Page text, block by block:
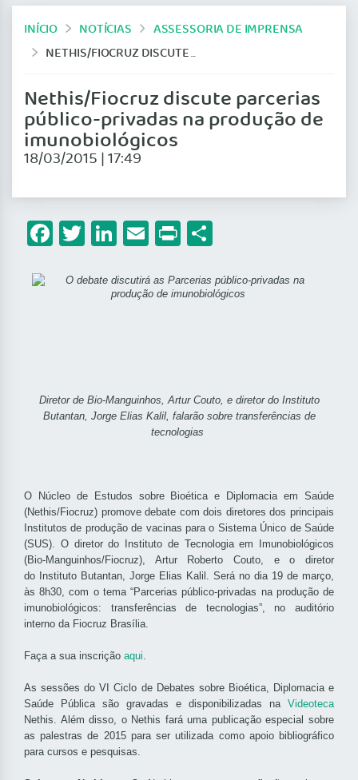
INÍCIO NOTÍCIAS
ASSESSORIA DE IMPRENSA
NETHIS/FIOCRUZ DISCUTE PARCERIAS PÚBLICO-PRIVADAS NA PRODUÇÃO DE IMUNOBIOLÓGICOS
Nethis/Fiocruz discute parcerias
público-privadas na produção de
imunobiológicos
18/03/2015 | 17:49
Facebook
Twitter
LinkedIn
Email
Print
Diretor de Bio-Manguinhos, Artur Couto, e diretor do Instituto
Butantan, Jorge Elias Kalil, falarão sobre transferências de
tecnologias
O Núcleo de Estudos sobre Bioética e Diplomacia em Saúde
(Nethis/Fiocruz) promove debate com dois diretores dos principais
Institutos de produção de vacinas para o Sistema Único de Saúde
(SUS). O diretor do Instituto de Tecnologia em Imunobiológicos
(Bio-Manguinhos/Fiocruz), Artur Roberto Couto, e o diretor
do Instituto Butantan, Jorge Elias Kalil. Será no dia 19 de março,
às 8h30, com o tema“Parcerias público-privadas na produção de
imunobiológicos: transferências de tecnologias”, no auditório
interno da Fiocruz Brasília.
Faça a sua inscrição aqui.
As sessões do VI Ciclo de Debates sobre Bioética, Diplomacia e
Saúde Pública são gravadas e disponibilizadas na Videoteca
Nethis. Além disso, o Nethis fará uma publicação especial sobre
as palestras de 2015 para ser utilizada como apoio bibliográfico
para cursos e pesquisas.